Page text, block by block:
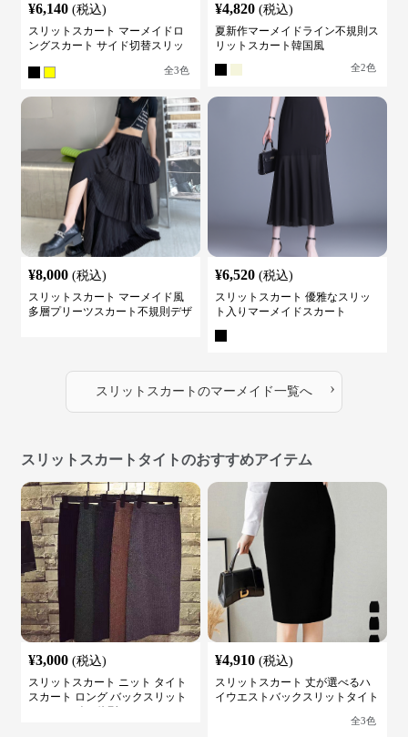
¥6,140 (税込)
スリットスカート マーメイドロ
ングスカート サイド切替スリッ
全3色
¥4,820 (税込)
夏新作マーメイドライン不規則ス
リットスカート韓国風
全2色
¥8,000 (税込)
スリットスカート マーメイド風
多層プリーツスカート不規則デザ
¥6,520 (税込)
スリットスカート 優雅なスリッ
ト入りマーメイドスカート
スリットスカート のマーメイド一覧へ ›
スリットスカートタイトのおすすめアイテム
¥3,000 (税込)
スリットスカート ニット タイト
スカート ロング バックスリット
¥4,910 (税込)
スリットスカート 丈が選べるハ
イウエストバックスリットタイト
全3色